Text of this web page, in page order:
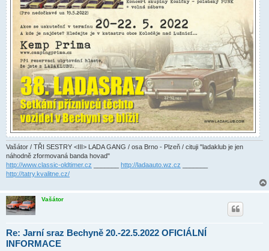
Vašátor / TŘI SESTRY <III> LADA GANG / osa Brno - Plzeň / cituji "ladaklub je jen
náhodně zformovaná banda hovad"
http://www.classic-oldtimer.cz
http://ladaauto.wz.cz
http://tatry.kvalitne.cz/
Vašátor
Re: Jarní sraz Bechyně 20.-22.5.2022 OFICIÁLNÍ
INFORMACE